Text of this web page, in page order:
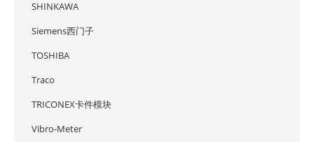
SHINKAWA
Siemens西门子
TOSHIBA
Traco
TRICONEX卡件模块
Vibro-Meter